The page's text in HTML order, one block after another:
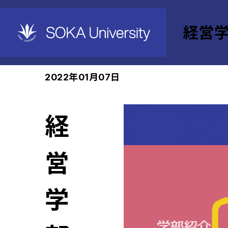
経営
ホーム 経営学部 News
2022年01月07日
経
営
学